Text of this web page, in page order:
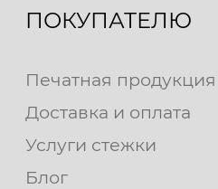
ПОКУПАТЕЛЮ
Печатная продукция
Доставка и оплата
Услуги стежки
Блог